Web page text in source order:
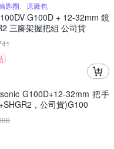
匙圈、原廠包
G100D + 12-32mm 鏡
三腳架握把組 公司貨
G100D+12-32mm 把手
，公司貨)G100